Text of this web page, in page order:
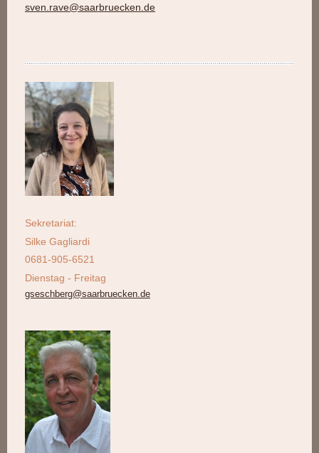
sven.rave@saarbruecken.de
Sekretariat:
Silke Gagliardi
0681-905-6521
Dienstag - Freitag
gseschberg@saarbruecken.de